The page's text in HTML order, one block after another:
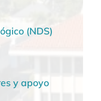
(NDS)
y apoyo